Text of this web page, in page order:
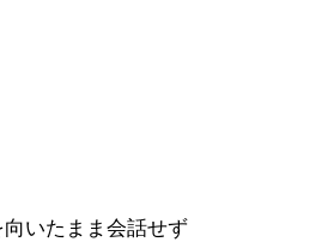
いたまま会話せず